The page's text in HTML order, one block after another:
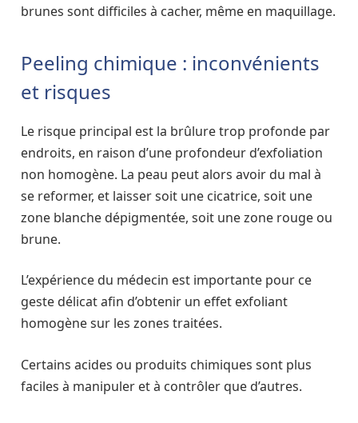
brunes sont difficiles à cacher, même en maquillage.
Peeling chimique : inconvénients
et risques
Le risque principal est la brûlure trop profonde par
endroits, en raison d’une profondeur d’exfoliation
non homogène. La peau peut alors avoir du mal à
se reformer, et laisser soit une cicatrice, soit une
zone blanche dépigmentée, soit une zone rouge ou
brune.
L’expérience du médecin est importante pour ce
geste délicat afin d’obtenir un effet exfoliant
homogène sur les zones traitées.
Certains acides ou produits chimiques sont plus
faciles à manipuler et à contrôler que d’autres.